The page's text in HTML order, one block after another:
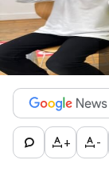
+ -